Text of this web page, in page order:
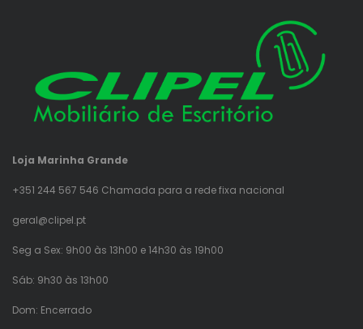
Loja Marinha Grande
+351 244 567 546 Chamada para a rede fixa nacional
geral@clipel.pt
Seg a Sex: 9h00 às 13h00 e 14h30 às 19h00
Sáb: 9h30 às 13h00
Dom: Encerrado